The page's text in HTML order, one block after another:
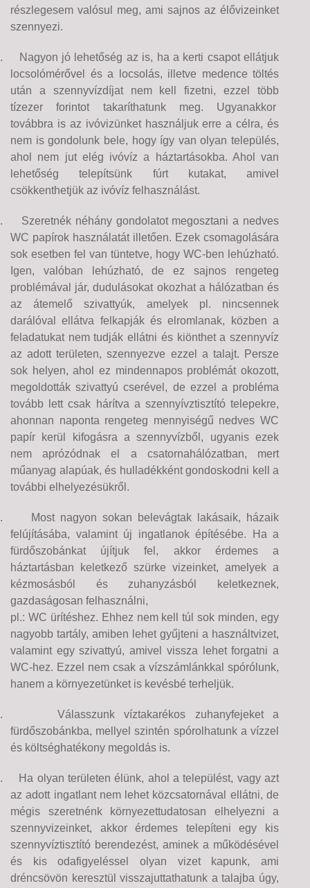
részlegesem valósul meg, ami sajnos az élővizeinket
szennyezi.
Nagyon jó lehetőség az is, ha a kerti csapot ellátjuk
locsolómérővel és a locsolás, illetve medence töltés
után a szennyvízdíjat nem kell fizetni, ezzel több
tízezer forintot takaríthatunk meg. Ugyanakkor
továbbra is az ivóvizünket használjuk erre a célra, és
nem is gondolunk bele, hogy így van olyan település,
ahol nem jut elég ivóvíz a háztartásokba. Ahol van
lehetőség telepítsünk fúrt kutakat, amivel
csökkenthetjük az ivóvíz felhasználást.
Szeretnék néhány gondolatot megosztani a nedves
WC papírok használatát illetően. Ezek csomagolására
sok esetben fel van tüntetve, hogy WC-ben lehúzható.
Igen, valóban lehúzható, de ez sajnos rengeteg
problémával jár, dudulásokat okozhat a hálózatban és
az átemelő szivattyúk, amelyek pl. nincsennek
darálóval ellátva felkapják és elromlanak, közben a
feladatukat nem tudják ellátni és kiönthet a szennyvíz
az adott területen, szennyezve ezzel a talajt. Persze
sok helyen, ahol ez mindennapos problémát okozott,
megoldották szivattyú cserével, de ezzel a probléma
tovább lett csak hárítva a szennyívztisztító telepekre,
ahonnan naponta rengeteg mennyiségű nedves WC
papír kerül kifogásra a szennyvízből, ugyanis ezek
nem aprózódnak el a csatornahálózatban, mert
műanyag alapúak, és hulladékként gondoskodni kell a
további elhelyezésükről.
Most nagyon sokan belevágtak lakásaik, házaik
felújításába, valamint új ingatlanok építésébe. Ha a
fürdőszobánkat újítjuk fel, akkor érdemes a
háztartásban keletkező szürke vizeinket, amelyek a
kézmosásból és zuhanyzásból keletkeznek,
gazdaságosan felhasználni,
pl.: WC ürítéshez. Ehhez nem kell túl sok minden, egy
nagyobb tartály, amiben lehet gyűjteni a használtvizet,
valamint egy szivattyú, amivel vissza lehet forgatni a
WC-hez. Ezzel nem csak a vízszámlánkkal spórólunk,
hanem a környezetünket is kevésbé terheljük.
Válasszunk víztakarékos zuhanyfejeket a
fürdőszobánkba, mellyel szintén spórolhatunk a vízzel
és költséghatékony megoldás is.
Ha olyan területen élünk, ahol a települést, vagy azt
az adott ingatlant nem lehet közcsatornával ellátni, de
mégis szeretnénk környezettudatosan elhelyezni a
szennyvizeinket, akkor érdemes telepíteni egy kis
szennyvíztisztító berendezést, aminek a működésével
és kis odafigyeléssel olyan vizet kapunk, ami
dréncsövön keresztül visszajuttathatunk a talajba úgy,